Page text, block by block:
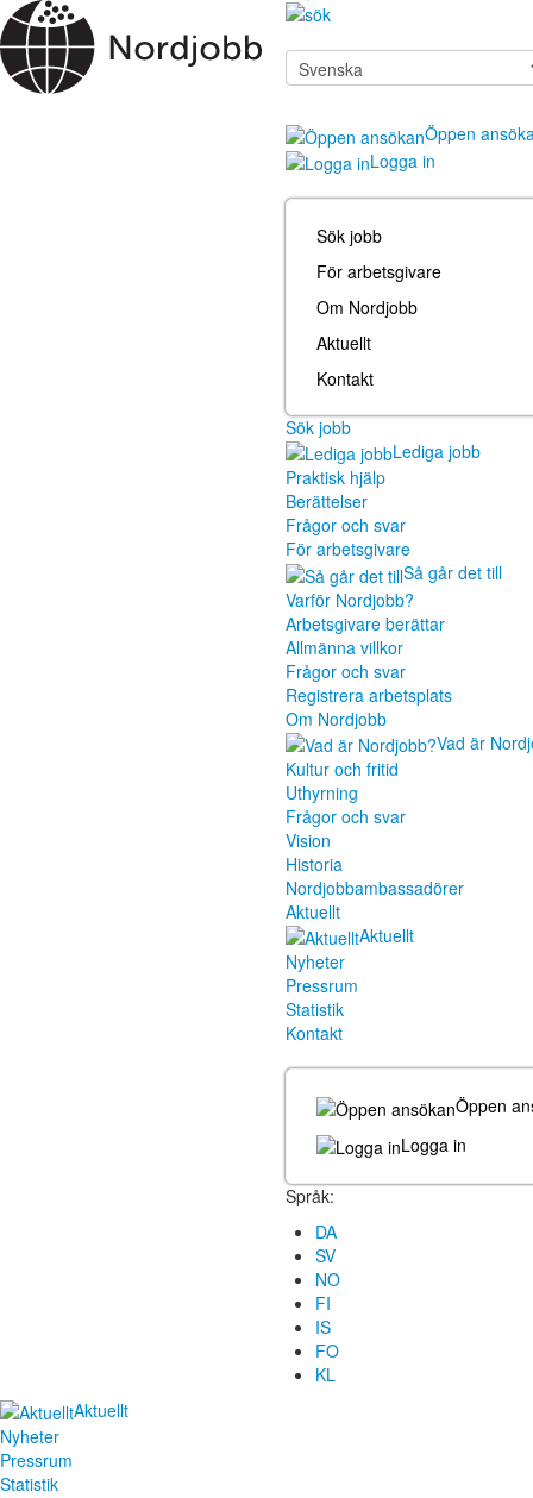
Öppen
Logga in
Sök jobb
För arbetsgivare
Om Nordjobb
Aktuellt
Kontakt
Sök jobb
Lediga jobb
Praktisk hjälp
Berättelser
Frågor och svar
För arbetsgivare
Så går det till
Varför Nordjobb?
Arbetsgivare berättar
Allmänna villkor
Frågor och svar
Registrera arbetsplats
Om Nordjobb
Vad är
Kultur och fritid
Uthyrning
Frågor och svar
Vision
Historia
Nordjobbambassadörer
Aktuellt
Aktuellt
Nyheter
Pressrum
Statistik
Kontakt
Öppen
Logga in
Språk:
DA
SV
NO
FI
IS
FO
KL
Aktuellt
Nyheter
Pressrum
Statistik